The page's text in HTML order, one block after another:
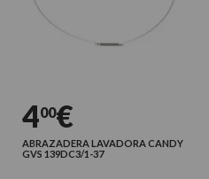
400€
ABRAZADERA LAVADORA CANDY
GVS 139DC3/1-37